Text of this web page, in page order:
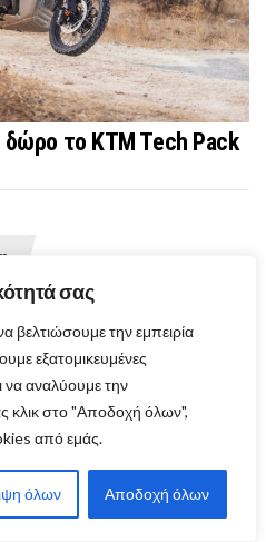
σας
βελτιώσουμε την εμπειρία
εξατομικευμένες
να αναλύουμε την
κλικ στο "Αποδοχή όλων",
από εμάς.
όλων Αποδοχή όλων
το KTM Tech Pack